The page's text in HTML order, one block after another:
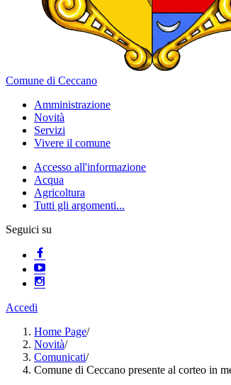
Comune di Ceccano
Amministrazione
Novità
Servizi
Vivere il comune
Accesso all'informazione
Acqua
Agricoltura
Tutti gli argomenti...
Seguici su
Accedi
Home Page/
Novità/
Comunicati/
Comune di Ceccano presente al corteo in